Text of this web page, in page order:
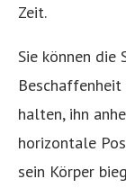
Zeit.
Sie können die
halten, ihn
horizontale
sein Körper